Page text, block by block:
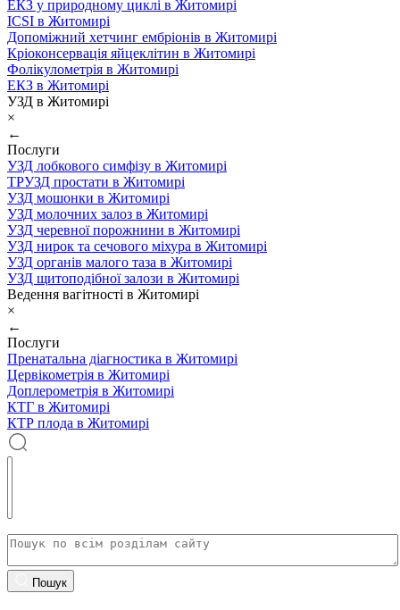
ЕКЗ у природному циклі в Житомирі
ICSI в Житомирі
Допоміжний хетчинг ембріонів в Житомирі
Кріоконсервація яйцеклітин в Житомирі
Фолікулометрія в Житомирі
ЕКЗ в Житомирі
УЗД в Житомирі
×
←
Послуги
УЗД лобкового симфізу в Житомирі
ТРУЗД простати в Житомирі
УЗД мошонки в Житомирі
УЗД молочних залоз в Житомирі
УЗД черевної порожнини в Житомирі
УЗД нирок та сечового міхура в Житомирі
УЗД органів малого таза в Житомирі
УЗД щитоподібної залози в Житомирі
Ведення вагітності в Житомирі
×
←
Послуги
Пренатальна діагностика в Житомирі
Цервікометрія в Житомирі
Доплерометрія в Житомирі
КТГ в Житомирі
КТР плода в Житомирі
Пошук